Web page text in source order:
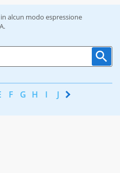
alcun modo espressione
F G H I J K